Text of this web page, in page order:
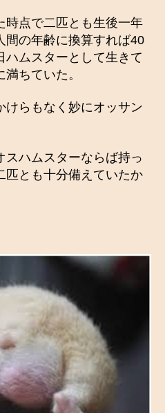
時点で二匹とも生後一年
間の年齢に換算すれば40
ハムスターとして生きて
ちていた。
けらもなく妙にオッサン
スハムスターならば持っ
匹とも十分備えていたか